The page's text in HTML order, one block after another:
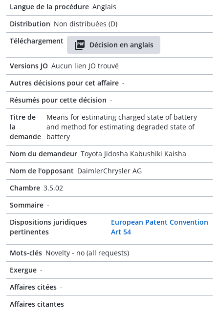
Langue de la procédure Anglais
Distribution Non distribuées (D)
Téléchargement
Décision en anglais
Versions JO Aucun lien JO trouvé
Autres décisions pour cet affaire -
Résumés pour cette décision -
Titre de
la
demande
Means for estimating charged state of battery
and method for estimating degraded state of
battery
Nom du demandeur Toyota Jidosha Kabushiki Kaisha
Nom de l'opposant DaimlerChrysler AG
Chambre 3.5.02
Sommaire -
Dispositions juridiques
pertinentes
European Patent Convention
Art 54
Mots-clés Novelty - no (all requests)
Exergue -
Affaires citées -
Affaires citantes -